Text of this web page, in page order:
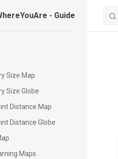
- Guide
Size Map
Size Globe
Distance Map
Distance Globe
Maps